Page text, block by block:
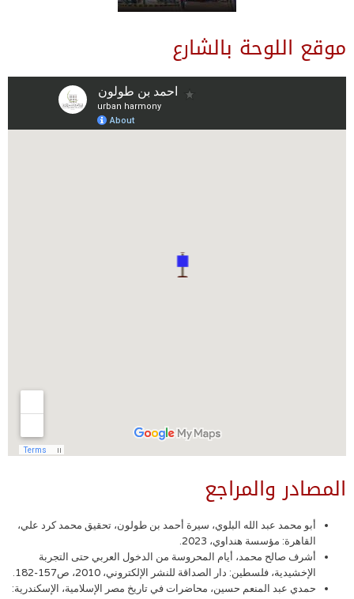
موقع اللوحة بالشارع
المصادر والمراجع
أبو محمد عبد الله البلوي، سيرة أحمد بن طولون، تحقيق محمد كرد علي،
القاهرة: مؤسسة هنداوي، 2023.
أشرف صالح محمد، أيام المحروسة من الدخول العربي حتى التجربة
الإخشيدية، فلسطين: دار الصداقة للنشر الإلكتروني، 2010، ص157-182.
حمدي عبد المنعم حسين، محاضرات في تاريخ مصر الإسلامية، الإسكندرية: